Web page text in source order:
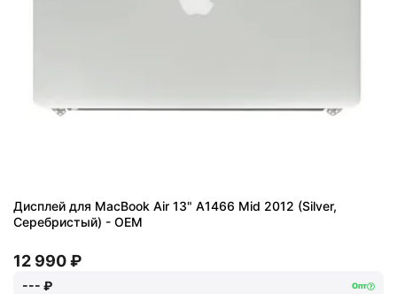
Дисплей для MacBook Air 13" A1466 Mid 2012 (Silver,
Серебристый) - OEM
12 990 ₽
--- ₽ Опт